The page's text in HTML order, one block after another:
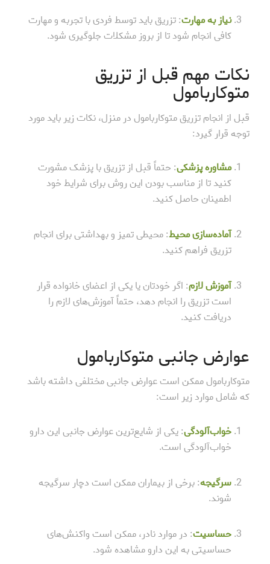
نیاز به مهارت: تزریق باید توسط فردی با تجربه و مهارت
کافی انجام شود تا از بروز مشکلات جلوگیری شود.
نکات مهم قبل از تزریق
متوکاربامول
قبل از انجام تزریق متوکاربامول در منزل، نکات زیر باید مورد
توجه قرار گیرد:
مشاوره پزشکی: حتماً قبل از تزریق با پزشک مشورت
کنید تا از مناسب بودن این روش برای شرایط خود
اطمینان حاصل کنید.
آماده‌سازی محیط: محیطی تمیز و بهداشتی برای انجام
تزریق فراهم کنید.
آموزش لازم: اگر خودتان یا یکی از اعضای خانواده قرار
است تزریق را انجام دهد، حتماً آموزش‌های لازم را
دریافت کنید.
عوارض جانبی متوکاربامول
متوکاربامول ممکن است عوارض جانبی مختلفی داشته باشد
که شامل موارد زیر است:
خواب‌آلودگی: یکی از شایع‌ترین عوارض جانبی این دارو
خواب‌آلودگی است.
سرگیجه: برخی از بیماران ممکن است دچار سرگیجه
شوند.
حساسیت: در موارد نادر، ممکن است واکنش‌های
حساسیتی به این دارو مشاهده شود.